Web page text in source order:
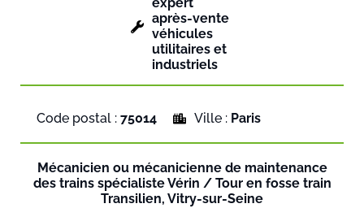
expert
après-vente
véhicules
utilitaires et
industriels
Code postal : 75014 Ville : Paris
Mécanicien ou mécanicienne de maintenance
des trains spécialiste Vérin / Tour en fosse train
Transilien, Vitry-sur-Seine